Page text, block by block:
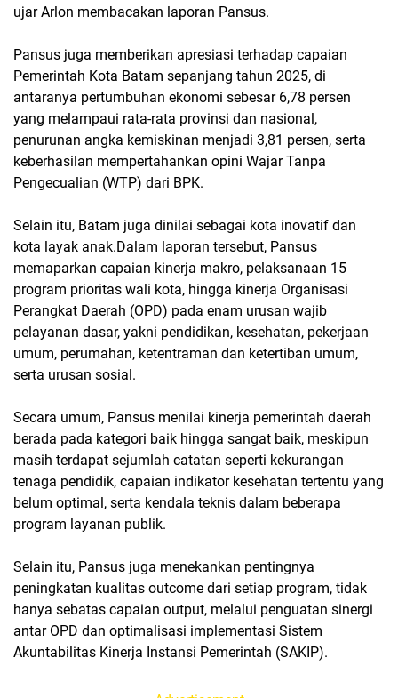
ujar Arlon membacakan laporan Pansus.
Pansus juga memberikan apresiasi terhadap capaian
Pemerintah Kota Batam sepanjang tahun 2025, di
antaranya pertumbuhan ekonomi sebesar 6,78 persen
yang melampaui rata-rata provinsi dan nasional,
penurunan angka kemiskinan menjadi 3,81 persen, serta
keberhasilan mempertahankan opini Wajar Tanpa
Pengecualian (WTP) dari BPK.
Selain itu, Batam juga dinilai sebagai kota inovatif dan
kota layak anak.Dalam laporan tersebut, Pansus
memaparkan capaian kinerja makro, pelaksanaan 15
program prioritas wali kota, hingga kinerja Organisasi
Perangkat Daerah (OPD) pada enam urusan wajib
pelayanan dasar, yakni pendidikan, kesehatan, pekerjaan
umum, perumahan, ketentraman dan ketertiban umum,
serta urusan sosial.
Secara umum, Pansus menilai kinerja pemerintah daerah
berada pada kategori baik hingga sangat baik, meskipun
masih terdapat sejumlah catatan seperti kekurangan
tenaga pendidik, capaian indikator kesehatan tertentu yang
belum optimal, serta kendala teknis dalam beberapa
program layanan publik.
Selain itu, Pansus juga menekankan pentingnya
peningkatan kualitas outcome dari setiap program, tidak
hanya sebatas capaian output, melalui penguatan sinergi
antar OPD dan optimalisasi implementasi Sistem
Akuntabilitas Kinerja Instansi Pemerintah (SAKIP).